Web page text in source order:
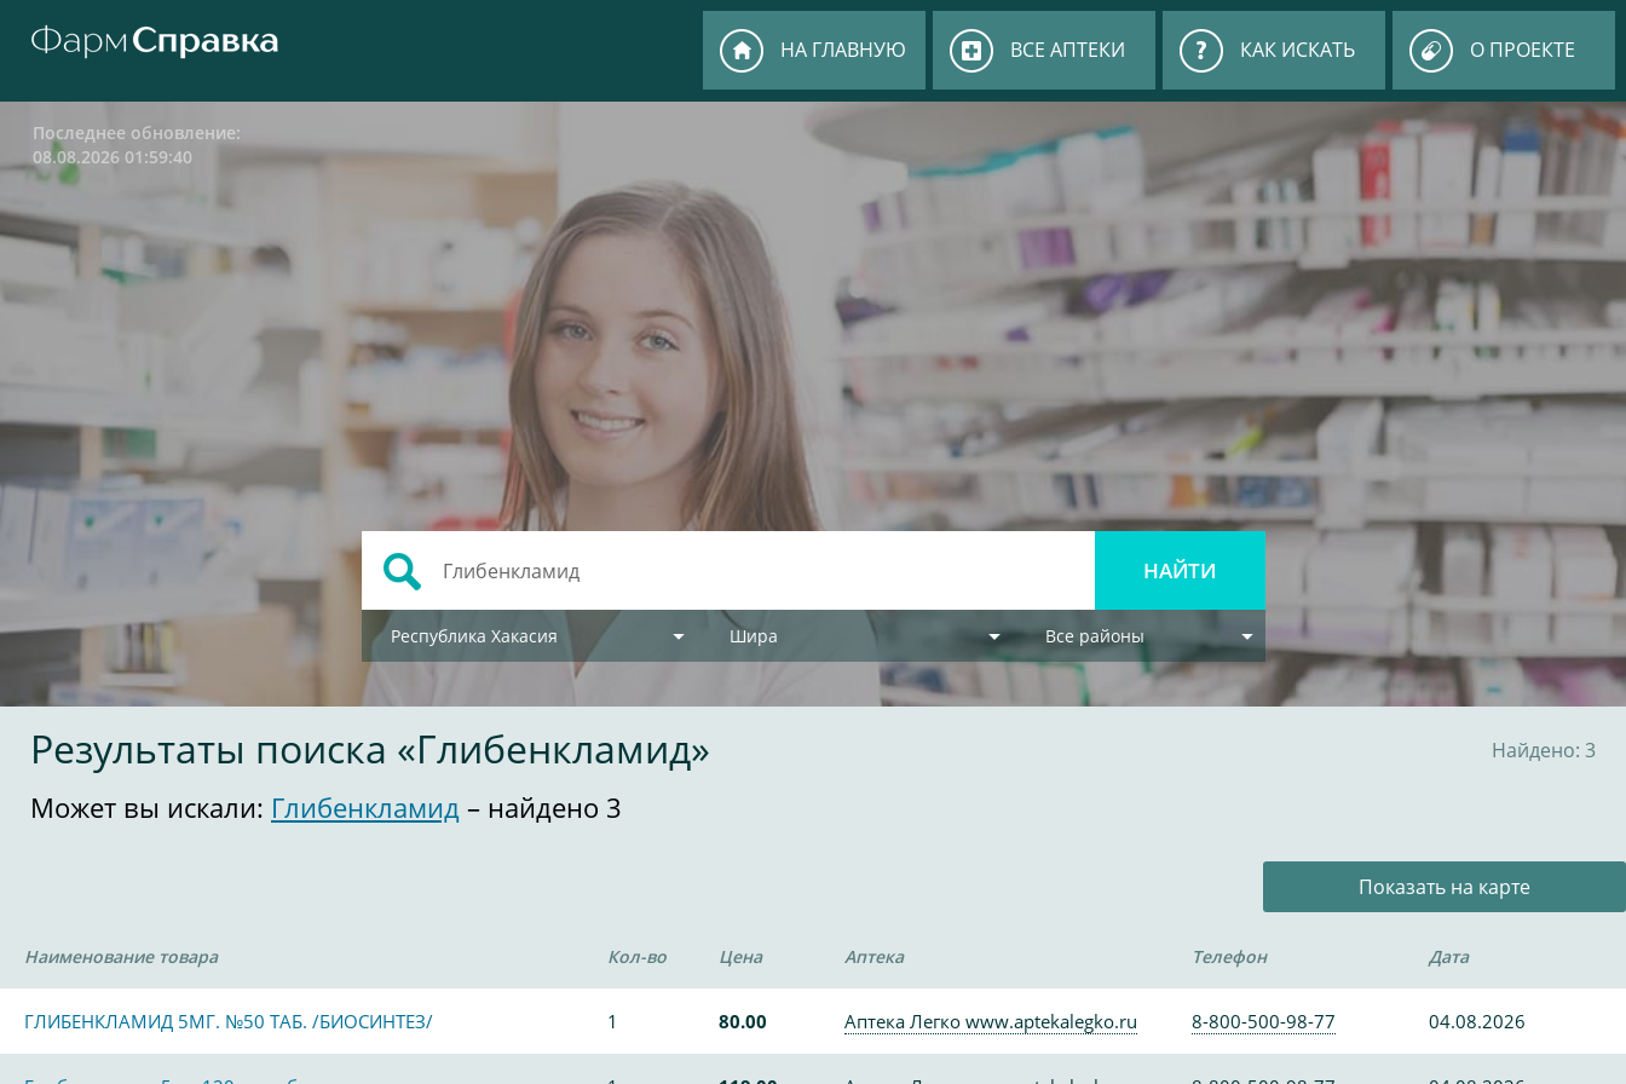
НА ГЛАВНУЮ ВСЕ АПТЕКИ КАК ИСКАТЬ О ПРОЕКТЕ
Последнее обновление:
08.08.2026 01:59:40
Республика Хакасия Шира Все районы
Результаты поиска «Глибенкламид» Найдено: 3
Может вы искали: Глибенкламид – найдено 3
Показать на карте
Наименование товара Кол-во Цена Аптека Телефон Дата
ГЛИБЕНКЛАМИД 5МГ. №50 ТАБ. /БИОСИНТЕЗ/ 1 80.00 Аптека Легко www.aptekalegko.ru 8-800-500-98-77 04.08.2026